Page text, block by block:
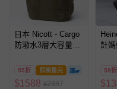
日本 Nicott - Cargo
防潑水3層大容量大
軍綠
(29x43x14.5cm)
55折 即將售完
$1588 $2887
計
58折
$